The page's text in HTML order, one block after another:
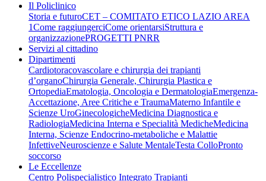
Il Policlinico
Storia e futuroCET – COMITATO ETICO LAZIO AREA
1Come raggiungerciCome orientarsiStruttura e
organizzazionePROGETTI PNRR
Servizi al cittadino
Dipartimenti
Cardiotoracovascolare e chirurgia dei trapianti
d’organoChirurgia Generale, Chirurgia Plastica e
OrtopediaEmatologia, Oncologia e DermatologiaEmergenza-
Accettazione, Aree Critiche e TraumaMaterno Infantile e
Scienze UroGinecologicheMedicina Diagnostica e
RadiologiaMedicina Interna e Specialità MedicheMedicina
Interna, Scienze Endocrino-metaboliche e Malattie
InfettiveNeuroscienze e Salute MentaleTesta ColloPronto
soccorso
Le Eccellenze
Centro Polispecialistico Integrato Trapianti